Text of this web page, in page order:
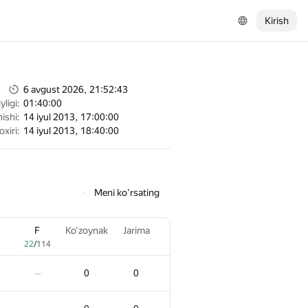
Kirish
6 avgust 2026, 21:52:43
01:40:00
14 iyul 2013, 17:00:00
oxiri: 14 iyul 2013, 18:40:00
Meni ko'rsating
F
22/114
Ko‘zoynak Jarima
— 0 0
F
22/114
Ko‘zoynak Jarima
— 0 0